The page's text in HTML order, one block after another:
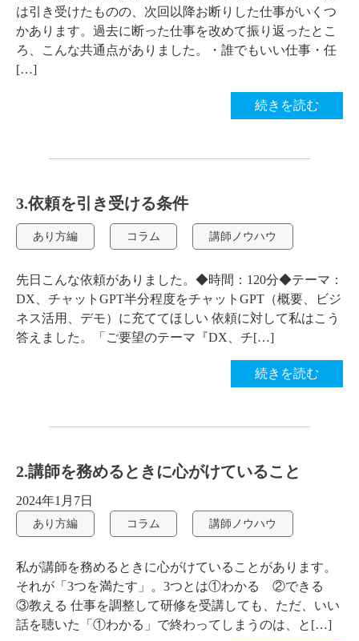
は引き受けたものの、次回以降お断りした仕事がいくつ
かあります。過去に断った仕事を改めて振り返ったとこ
ろ、こんな共通点がありました。・誰でもいい仕事・任
[…]
続きを読む
3.依頼を引き受ける条件
あり方編 コラム 講師ノウハウ
先日こんな依頼がありました。◆時間：120分◆テーマ：
DX、チャットGPT半分程度をチャットGPT（概要、ビジ
ネス活用、デモ）に充ててほしい 依頼に対して私はこう
答えました。「ご要望のテーマ『DX、チ[…]
続きを読む
2.講師を務めるときに心がけていること
2024年1月7日
あり方編 コラム 講師ノウハウ
私が講師を務めるときに心がけていることがあります。
それが「3つを満たす」。3つとは①わかる ②できる
③教える 仕事を調整して研修を受講しても、ただ、いい
話を聴いた「①わかる」で終わってしまうのは、と[…]